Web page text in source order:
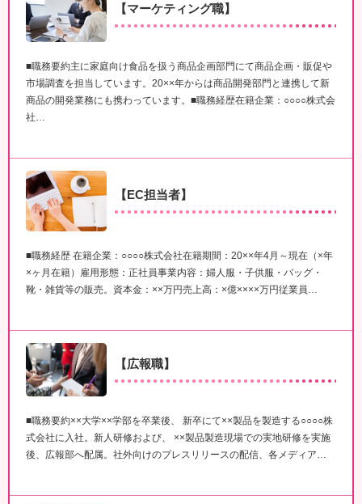
【マーケティング職】
■職務要約主に家庭向け食品を扱う商品企画部門にて商品企画・販促や
市場調査を担当しています。20××年からは商品開発部門と連携して新
商品の開発業務にも携わっています。■職務経歴在籍企業：○○○○株式会
社…
【EC担当者】
■職務経歴 在籍企業：○○○○株式会社在籍期間：20××年4月～現在（×年
×ヶ月在籍）雇用形態：正社員事業内容：婦人服・子供服・バッグ・
靴・雑貨等の販売。資本金：××万円売上高：×億××××万円従業員…
【広報職】
■職務要約××大学××学部を卒業後、 新卒にて××製品を製造する○○○○株
式会社に入社。新人研修および、 ××製品製造現場での実地研修を実施
後、広報部へ配属。社外向けのプレスリリースの配信、各メディア…